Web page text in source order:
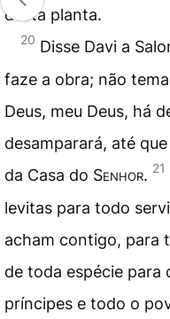
desta planta.
20 Disse Davi a
faze a obra; não
Deus, meu Deus, há
desamparará, até
da Casa do Senhor. 21
levitas para todo
acham contigo, para
de toda espécie para
príncipes e todo o